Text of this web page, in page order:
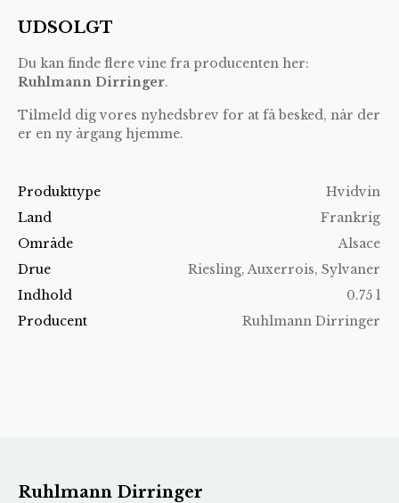
Produkttype
Hvidvin
Land
Frankrig
Område
Alsace
Drue
Riesling, Auxerrois, Sylvaner
Indhold
0.75 l
Producent
Ruhlmann Dirringer
UDSOLGT
Du kan finde flere vine fra producenten her:
Ruhlmann Dirringer.
Tilmeld dig vores nyhedsbrev for at få besked, når der
er en ny årgang hjemme.
Ruhlmann Dirringer